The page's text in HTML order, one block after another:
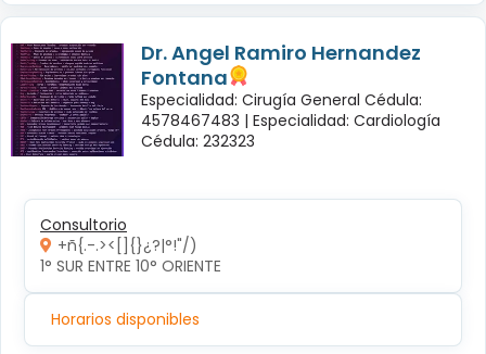
Dr. Angel Ramiro Hernandez
Fontana
Especialidad: Cirugía General Cédula:
4578467483 | Especialidad: Cardiología
Cédula: 232323
Consultorio
+ñ{.-.><[]{}¿?|°!"/)
1° SUR ENTRE 10° ORIENTE
Horarios disponibles